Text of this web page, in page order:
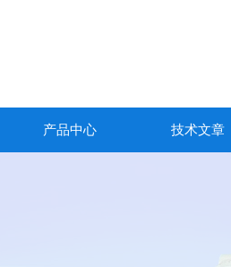
产品中心 技术文章